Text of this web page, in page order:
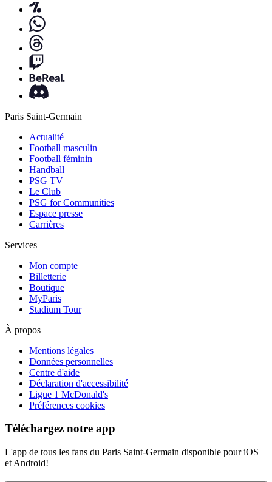
Paris Saint-Germain
Actualité
Football masculin
Football féminin
Handball
PSG TV
Le Club
PSG for Communities
Espace presse
Carrières
Services
Mon compte
Billetterie
Boutique
MyParis
Stadium Tour
À propos
Mentions légales
Données personnelles
Centre d'aide
Déclaration d'accessibilité
Ligue 1 McDonald's
Préférences cookies
Téléchargez notre app
L'app de tous les fans du Paris Saint-Germain disponible pour iOS
et Android!